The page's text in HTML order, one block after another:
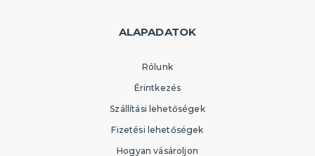
ALAPADATOK
Rólunk
Érintkezés
Szállítási lehetőségek
Fizetési lehetőségek
Hogyan vásároljon